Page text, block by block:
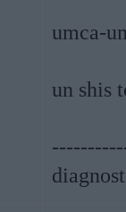
umca-
un shis